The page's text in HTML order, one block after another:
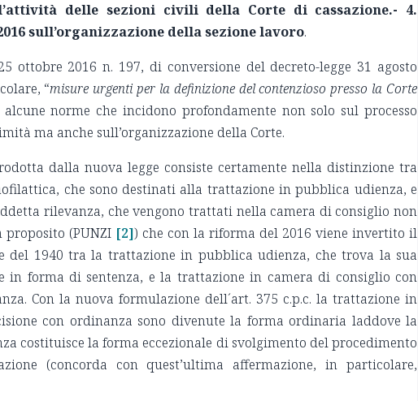
delle sezioni civili della Corte di cassazione.- 4.
sull’organizzazione della sezione lavoro.
ottobre 2016 n. 197, di conversione del decreto-legge 31 agosto
“misure urgenti per la definizione del contenzioso presso la Corte
norme che incidono profondamente non solo sul processo
ma anche sull’organizzazione della Corte.
dalla nuova legge consiste certamente nella distinzione tra
che sono destinati alla trattazione in pubblica udienza, e
rilevanza, che vengono trattati nella camera di consiglio non
(PUNZI [2]) che con la riforma del 2016 viene invertito il
del 1940 tra la trattazione in pubblica udienza, che trova la sua
in forma di sentenza, e la trattazione in camera di consiglio con
Con la nuova formulazione dell´art. 375 c.p.c. la trattazione in
con ordinanza sono divenute la forma ordinaria laddove la
costituisce la forma eccezionale di svolgimento del procedimento
(concorda con quest’ultima affermazione, in particolare,